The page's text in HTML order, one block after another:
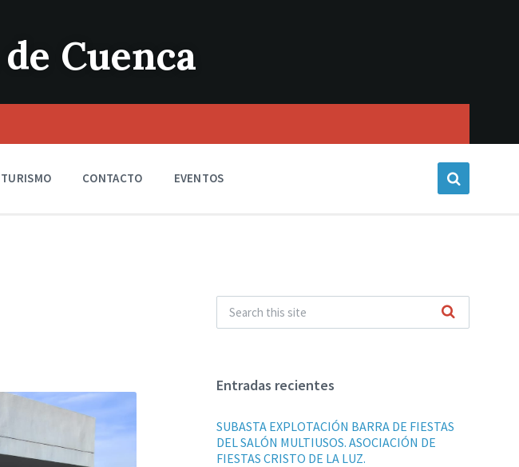
Cuenca
TURISMO CONTACTO EVENTOS
Entradas recientes
SUBASTA EXPLOTACIÓN BARRA DE FIESTAS
DEL SALÓN MULTIUSOS. ASOCIACIÓN DE
FIESTAS CRISTO DE LA LUZ.